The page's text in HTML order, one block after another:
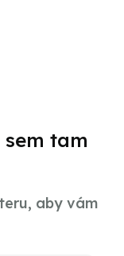
tam
aby vám